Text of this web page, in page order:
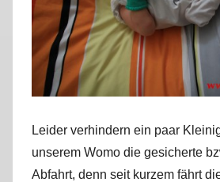
Leider verhindern ein paar
unserem Womo die gesicherte
Abfahrt, denn seit kurzem fährt